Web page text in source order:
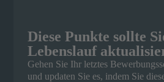
Diese Punkte sollte
Lebenslauf
Gehen Sie Ihr letztes
und updaten Sie es, indem Sie